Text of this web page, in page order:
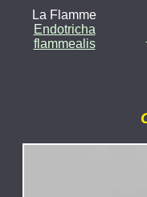
La Flamme
Endotricha
flammealis